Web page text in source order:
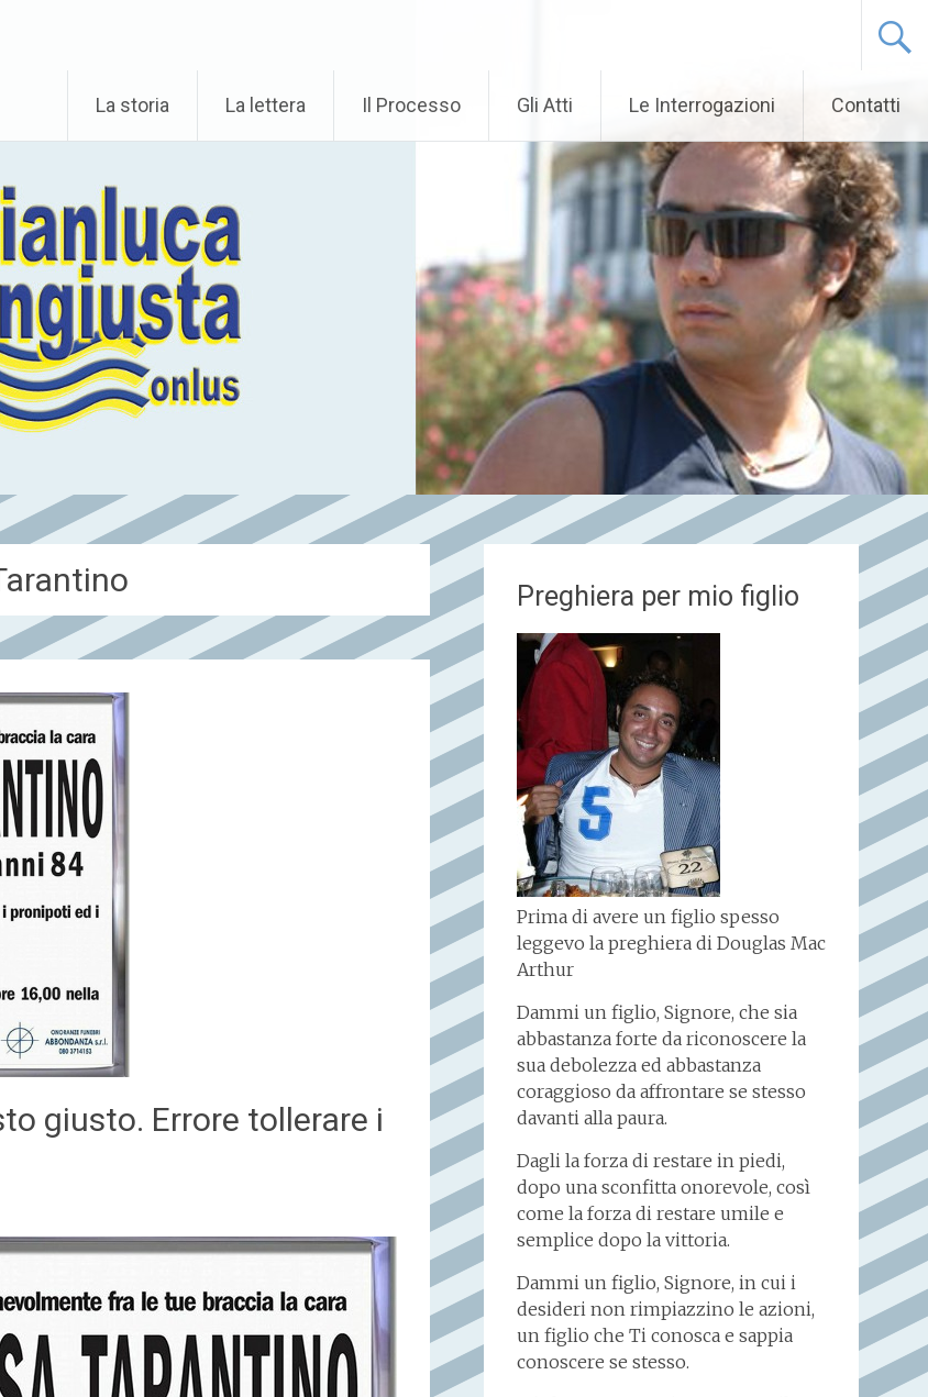
La storia La lettera Il Processo Gli Atti Le Interrogazioni Contatti
giusto. Errore tollerare i
Preghiera per mio figlio
Prima di avere un figlio spesso
leggevo la preghiera di Douglas Mac
Arthur
Dammi un figlio, Signore, che sia
abbastanza forte da riconoscere la
sua debolezza ed abbastanza
coraggioso da affrontare se stesso
davanti alla paura.
Dagli la forza di restare in piedi,
dopo una sconfitta onorevole, così
come la forza di restare umile e
semplice dopo la vittoria.
Dammi un figlio, Signore, in cui i
desideri non rimpiazzino le azioni,
un figlio che Ti conosca e sappia
conoscere se stesso.